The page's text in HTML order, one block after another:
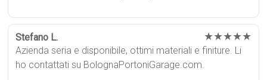
Stefano L. ★★★★★
Azienda seria e disponibile, ottimi materiali e finiture. Li
ho contattati su BolognaPortoniGarage.com.